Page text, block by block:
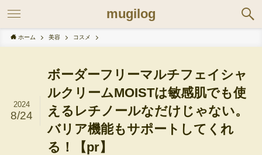
mugilog
ホーム 美容 コスメ
ボーダーフリーマルチフェイシャ
ルクリームMOISTは敏感肌でも使
えるレチノールなだけじゃない。
バリア機能もサポートしてくれ
る！【pr】
2024
8/24